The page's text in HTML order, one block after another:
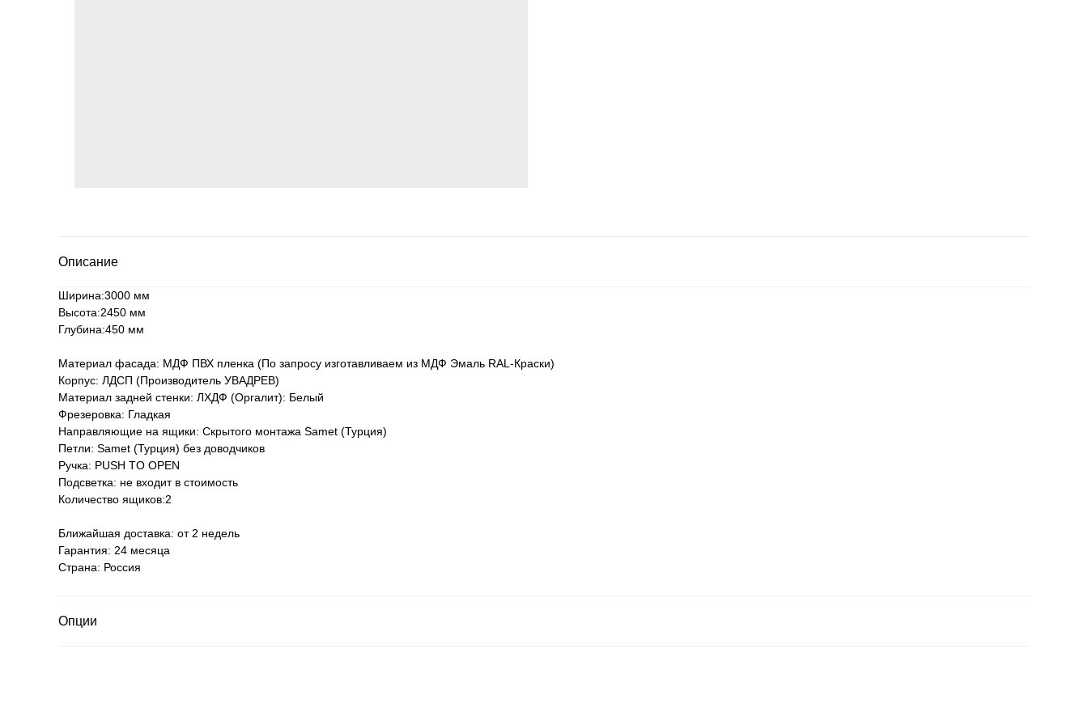
Описание
Ширина:3000 мм
Высота:2450 мм
Глубина:450 мм
Материал фасада: МДФ ПВХ пленка (По запросу изготавливаем из МДФ Эмаль RAL-Краски)
Корпус: ЛДСП (Производитель УВАДРЕВ)
Материал задней стенки: ЛХДФ (Оргалит): Белый
Фрезеровка: Гладкая
Направляющие на ящики: Скрытого монтажа Samet (Турция)
Петли: Samet (Турция) без доводчиков
Ручка: PUSH TO OPEN
Подсветка: не входит в стоимость
Количество ящиков:2
Ближайшая доставка: от 2 недель
Гарантия: 24 месяца
Страна: Россия
Опции